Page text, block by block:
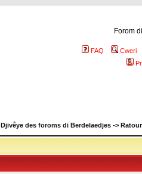
Forom
FAQ
Cweri
Djivêye des foroms di Berdelaedjes ->